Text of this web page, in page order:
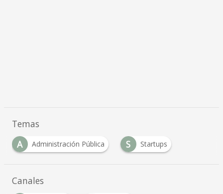
Temas
A
Administración Pública S Startups
Canales